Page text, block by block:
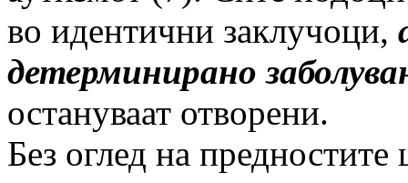
во идентични заклучоци,
детерминирано
остануваат отворени.
Без оглед на